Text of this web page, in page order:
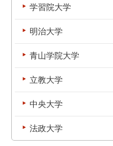
学習院大学
明治大学
青山学院大学
立教大学
中央大学
法政大学